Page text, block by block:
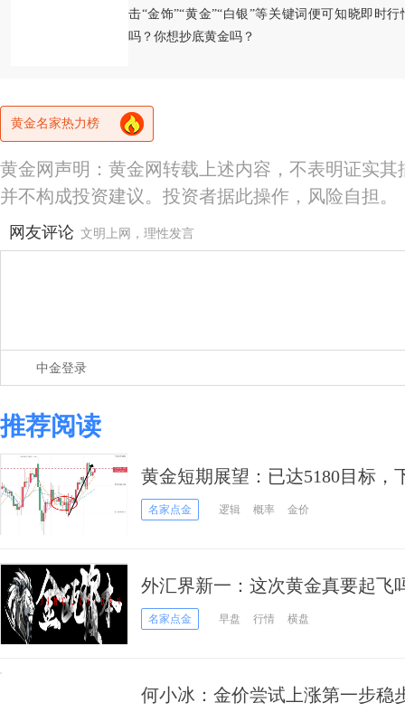
击“金饰”“黄金”“白银”等关键词便可知晓即时
吗？你想抄底黄金吗？
黄金名家热力榜
黄金网声明：黄金网转载上述内容，不表明证实
并不构成投资建议。投资者据此操作，风险自担。
网友评论 文明上网，理性发言
中金登录
推荐阅读
黄金短期展望：已达5180目标，
名家点金 逻辑 概率 金价
外汇界新一：这次黄金真要起飞
名家点金 早盘 行情 横盘
何小冰：金价尝试上涨第一步稳